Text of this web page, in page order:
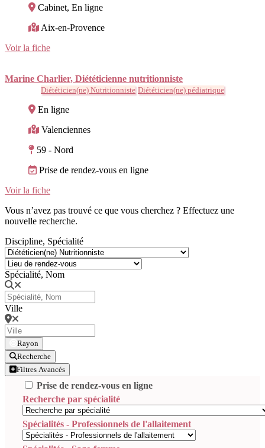
Cabinet, En ligne
Aix-en-Provence
Voir la fiche
Marine Charlier, Diététicienne nutritionniste
Diététicien(ne) Nutritionniste Diététicien(ne) pédiatrique
En ligne
Valenciennes
59 - Nord
Prise de rendez-vous en ligne
Voir la fiche
Vous n’avez pas trouvé ce que vous cherchez ? Effectuez une
nouvelle recherche.
Discipline, Spécialité
Spécialité, Nom
Ville
Rayon
Recherche
Filtres Avancés
Prise de rendez-vous en ligne
Recherche par spécialité
Spécialités - Professionnels de l'allaitement